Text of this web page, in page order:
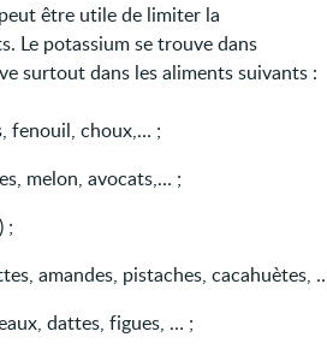
être utile de limiter la
Le potassium se trouve dans
surtout dans les aliments suivants :
fenouil, choux,… ;
melon, avocats,… ;
;
amandes, pistaches, cacahuètes,
dattes, figues, … ;